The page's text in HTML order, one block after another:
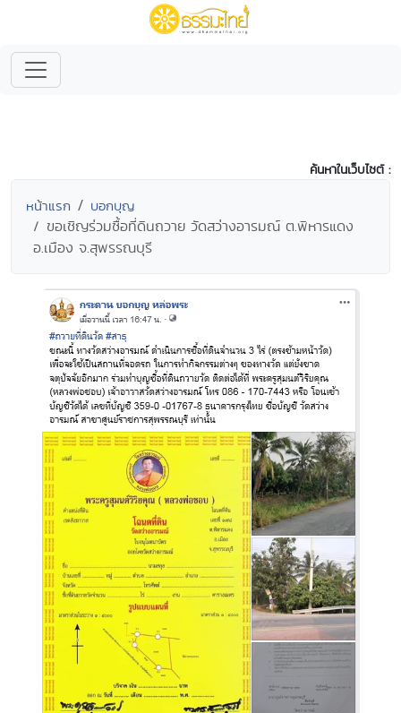
ค้นหาในเว็บไซต์ :
หน้าแรก บอกบุญ
ขอเชิญร่วมซื้อที่ดินถวาย วัดสว่างอารมณ์ ต.พิหารแดง
อ.เมือง จ.สุพรรณบุรี